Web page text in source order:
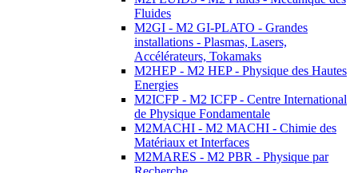
Fluides
M2GI - M2 GI-PLATO - Grandes
installations - Plasmas, Lasers,
Accélérateurs, Tokamaks
M2HEP - M2 HEP - Physique des Hautes
Energies
M2ICFP - M2 ICFP - Centre International
de Physique Fondamentale
M2MACHI - M2 MACHI - Chimie des
Matériaux et Interfaces
M2MARES - M2 PBR - Physique par